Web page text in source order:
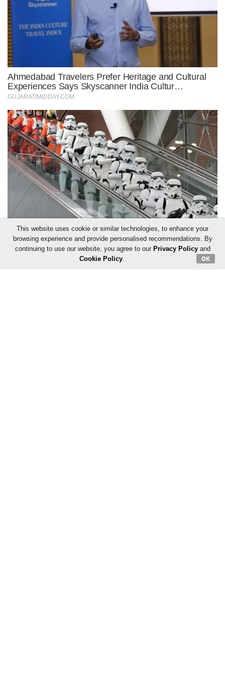
This website uses cookie or similar technologies, to enhance your
browsing experience and provide personalised recommendations. By
continuing to use our website, you agree to our Privacy Policyand
Cookie Policy. OK